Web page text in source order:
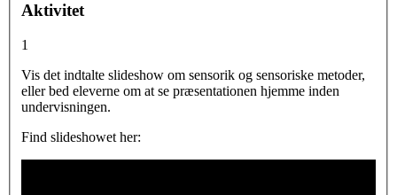
Aktivitet
1
Vis det indtalte slideshow om sensorik og sensoriske metoder,
eller bed eleverne om at se præsentationen hjemme inden
undervisningen.
Find slideshowet her: